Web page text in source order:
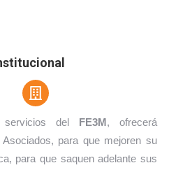
del FE3M, ofrecerá
para que mejoren su
para que saquen adelante sus